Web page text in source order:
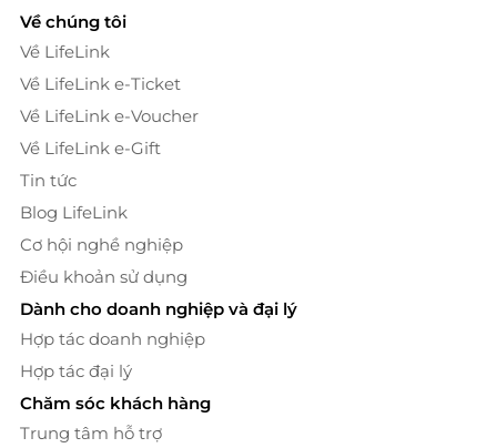
Thông tin liên hệ: 1900 2065 (Từ 8h00 - 20h00 hàng
Về chúng tôi
Về LifeLink
Về LifeLink e-Ticket
Về LifeLink e-Voucher
Về LifeLink e-Gift
Tin tức
Blog LifeLink
Cơ hội nghề nghiệp
Điều khoản sử dụng
Dành cho doanh nghiệp và đại lý
Hợp tác doanh nghiệp
Hợp tác đại lý
Chăm sóc khách hàng
Trung tâm hỗ trợ